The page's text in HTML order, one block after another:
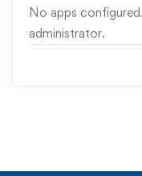
No apps
administrator.